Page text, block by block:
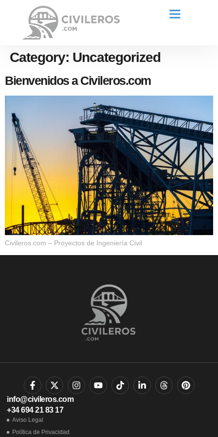
Category: Uncategorized
Bienvenidos a Civileros.com
Civileros.com – Proyectos de Ingeniería Civil
info@civileros.com
+34 694 21 83 17
Aviso Legal
Política de Privacidad